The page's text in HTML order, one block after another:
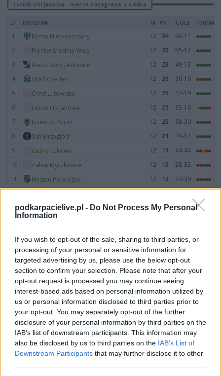
podkarpacielive.pl - Do Not Process My Personal
Information
If you wish to opt-out of the sale, sharing to third parties, or
processing of your personal or sensitive information for
targeted advertising by us, please use the below opt-out
section to confirm your selection. Please note that after your
opt-out request is processed you may continue seeing
interest-based ads based on personal information utilized by
us or personal information disclosed to third parties prior to
your opt-out. You may separately opt-out of the further
disclosure of your personal information by third parties on the
IAB’s list of downstream participants. This information may
also be disclosed by us to third parties on the IAB’s List of
Downstream Participants that may further disclose it to other
Lotnik Ustjanowa - mecze rozegrane u siebie
LP DRUŻYNA M PKT GOLE FORMA
1 Remix Niebieszczany 12 34
60-11
2
Pionier Średnia Wieś 12 30
55-17
3
Bieszczady Jankowce 12 28
49-13
4
ULKS Czerteż 12 26
30-16
5
Otryt Lutowiska 12 25
42-19
6
Lotnik Ustjanowa 12 25
33-16
7
Juventus Poraż 12 23
38-30
8
San Mrzygłód 12 21
21-17
9
Gabry Łukowe 12 19
44-44
10
Zalew Myczkowce 12 13
28-32
11
Nelson Polańczyk 12 13
23-39
13
LKS Olszanica 12 1 9-35
Lotnik Ustjanowa - mecze rozegrane na wyjeździe
LP DRUŻYNA M PKT GOLE
Bieszczady Jankowce 12
39-14
Remix Niebieszczany 12 30
45-10
Pionier Średnia Wieś 12 25
39-23
Juventus Poraż 12 18
35-42
Otryt Lutowiska 12 16
20-22
Lotnik Ustjanowa 12 14
28-25